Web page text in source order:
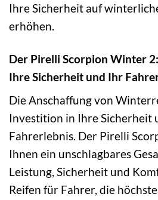
Ihre Sicherheit auf
erhöhen.
Der Pirelli Scorpion Winter
Ihre Sicherheit und Ihr
Die Anschaffung von
Investition in Ihre Sicherheit
Fahrerlebnis. Der Pirelli
Ihnen ein unschlagbares
Leistung, Sicherheit und
Reifen für Fahrer, die